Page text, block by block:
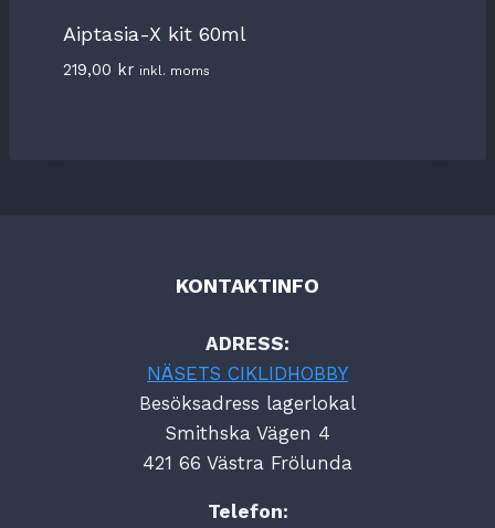
Aiptasia-X kit 60ml
219,00 kr inkl. moms
KONTAKTINFO
ADRESS:
NÄSETS CIKLIDHOBBY
Besöksadress lagerlokal
Smithska Vägen 4
421 66 Västra Frölunda
Telefon: